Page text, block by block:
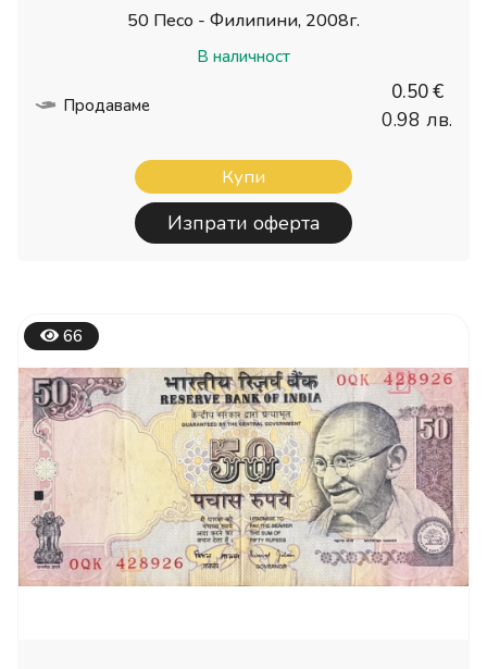
50 Песо - Филипини, 2008г.
В наличност
Продаваме
0.50 €
0.98 лв.
Купи
Изпрати оферта
66